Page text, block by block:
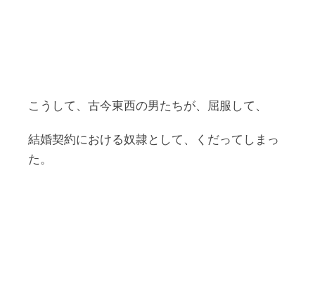
こうして、古今東西の男たちが、屈服して、
結婚契約における奴隷として、くだってしまっ
た。